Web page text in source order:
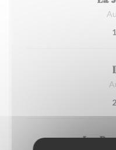
Les